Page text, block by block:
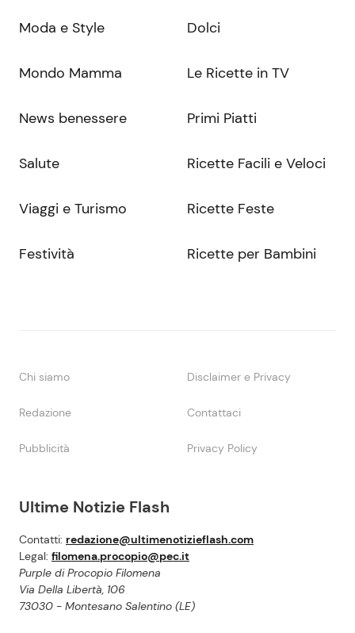
Ultime Notizie Flash
Contatti: redazione@ultimenotizieflash.com
Legal: filomena.procopio@pec.it
Purple di Procopio Filomena
Via Della Libertà, 106
73030 - Montesano Salentino (LE)
Moda e Style
Mondo Mamma
News benessere
Salute
Viaggi e Turismo
Festività
Dolci
Le Ricette in TV
Primi Piatti
Ricette Facili e Veloci
Ricette Feste
Ricette per Bambini
Chi siamo Disclaimer e Privacy
Redazione Contattaci
Pubblicità Privacy Policy